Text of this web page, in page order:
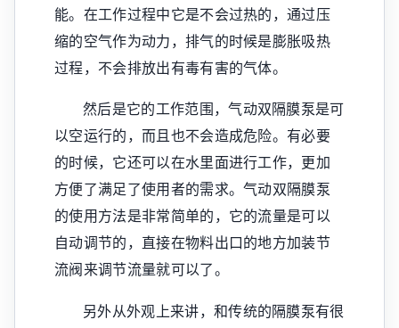
能。在工作过程中它是不会过热的，通过压
缩的空气作为动力，排气的时候是膨胀吸热
过程，不会排放出有毒有害的气体。
然后是它的工作范围，气动双隔膜泵是可
以空运行的，而且也不会造成危险。有必要
的时候，它还可以在水里面进行工作，更加
方便了满足了使用者的需求。气动双隔膜泵
的使用方法是非常简单的，它的流量是可以
自动调节的，直接在物料出口的地方加装节
流阀来调节流量就可以了。
另外从外观上来讲，和传统的隔膜泵有很